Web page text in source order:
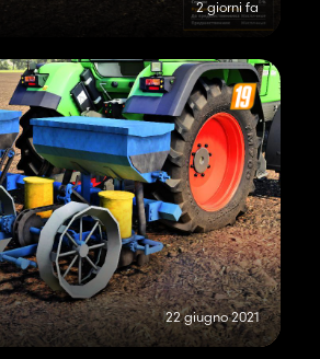
2 giorni fa
22 giugno 2021